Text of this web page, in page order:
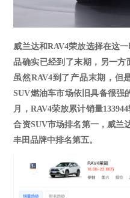
威兰达和RAV4荣放选择在这
品确实已经到了末期，另一方
虽然RAV4到了产品末期，但
SUV燃油车市场依旧具备很强
月， RAV4荣放累计销量133944
合资SUV市场排名第一，威兰
丰田品牌中排名第五。